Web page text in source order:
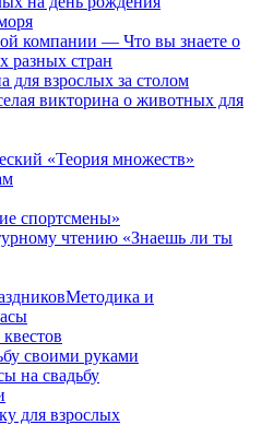
компании — Что вы знаете о
разных стран
для взрослых за столом
викторина о животных для
«Теория множеств»
спортсмены»
чтению «Знаешь ли ты
Методика и
своими руками
на свадьбу
для взрослых